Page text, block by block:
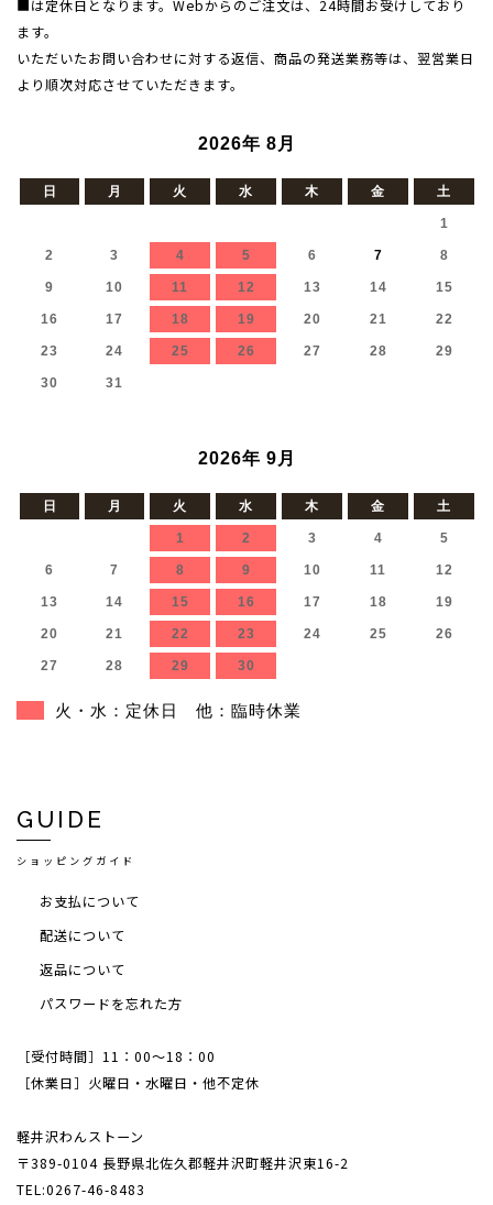
■は定休日となります。Webからのご注文は、24時間お受けしており
ます。
いただいたお問い合わせに対する返信、商品の発送業務等は、翌営業日
より順次対応させていただきます。
2026年 8月
日 月 火 水 木 金 土
1
2 3 4 5 6 7 8
9 10 11 12 13 14 15
16 17 18 19 20 21 22
23 24 25 26 27 28 29
30 31
2026年 9月
日 月 火 水 木 金 土
1 2 3 4 5
6 7 8 9 10 11 12
13 14 15 16 17 18 19
20 21 22 23 24 25 26
27 28 29 30
火・水：定休日 他：臨時休業
GUIDE
ショッピングガイド
お支払について
配送について
返品について
パスワードを忘れた方
［受付時間］11：00～18：00
［休業日］火曜日・水曜日・他不定休
軽井沢わんストーン
〒389-0104 長野県北佐久郡軽井沢町軽井沢東16-2
TEL:0267-46-8483